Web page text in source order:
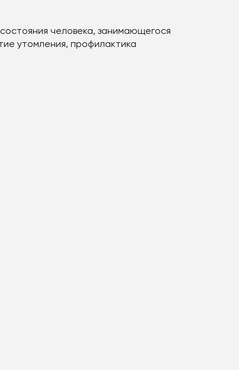
человека, занимающегося
утомления, профилактика